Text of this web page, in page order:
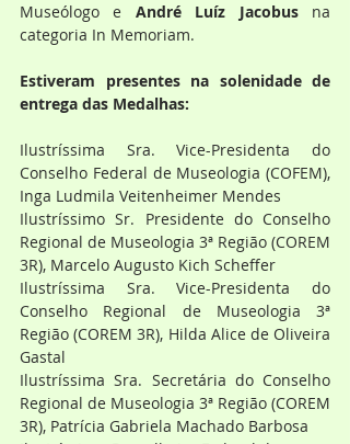
Museólogo e André Luíz Jacobus na
categoria In Memoriam.
Estiveram presentes na solenidade de
entrega das Medalhas:
Ilustríssima Sra. Vice-Presidenta do
Conselho Federal de Museologia (COFEM),
Inga Ludmila Veitenheimer Mendes
Ilustríssimo Sr. Presidente do Conselho
Regional de Museologia 3ª Região (COREM
3R), Marcelo Augusto Kich Scheffer
Ilustríssima Sra. Vice-Presidenta do
Conselho Regional de Museologia 3ª
Região (COREM 3R), Hilda Alice de Oliveira
Gastal
Ilustríssima Sra. Secretária do Conselho
Regional de Museologia 3ª Região (COREM
3R), Patrícia Gabriela Machado Barbosa